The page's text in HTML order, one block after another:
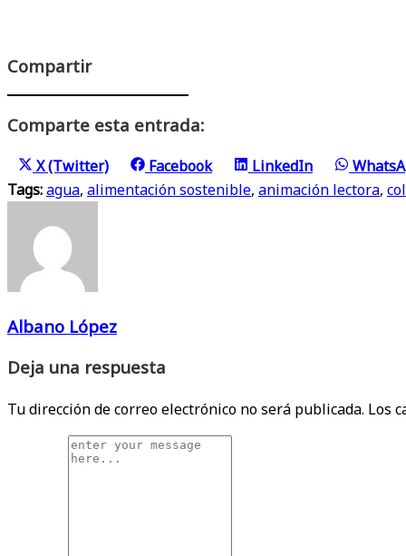
Compartir
Comparte esta entrada:
Compartir
en
X (Twitter)
Compartir
en
Facebook
Compartir
en
LinkedIn
en
Tags:agua, alimentación sostenible, animación lectora,
Albano López
Deja una respuesta
Tu dirección de correo electrónico no será publicada. Los